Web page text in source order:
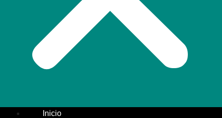
Inicio